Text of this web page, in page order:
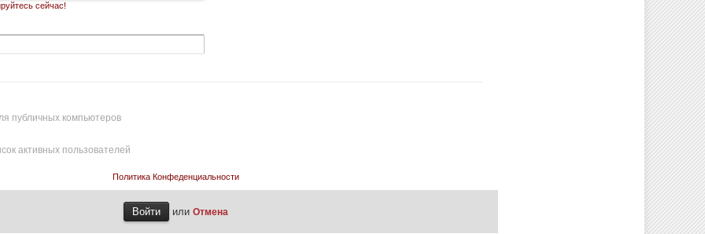
сейчас!
публичных компьютеров
активных пользователей
Политика Конфеденциальности
илиОтмена